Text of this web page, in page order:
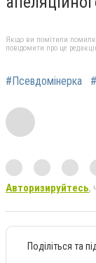
Якщо ви помітили
повідомити про це
#Псевдомінерка
Авторизируйтесь,
Поділіться та